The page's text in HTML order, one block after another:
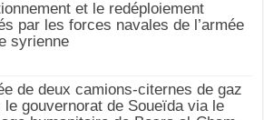
et le redéploiement
par les forces navales de l’armée
syrienne
de deux camions-citernes de gaz
le gouvernorat de Soueïda via le